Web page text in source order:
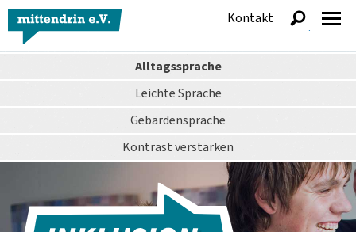
Alltagssprache
Leichte Sprache
Gebärdensprache
Kontrastverstärken
Kontakt
anzeigen